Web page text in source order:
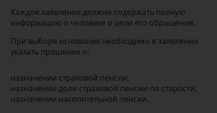
Каждое заявление должно содержать полную
информацию о человеке и цели его обращения.
При выборе основания необходимо в заявлении
указать прошение о:
назначении страховой пенсии,
назначении доли страховой пенсии по старости,
назначении накопительной пенсии.